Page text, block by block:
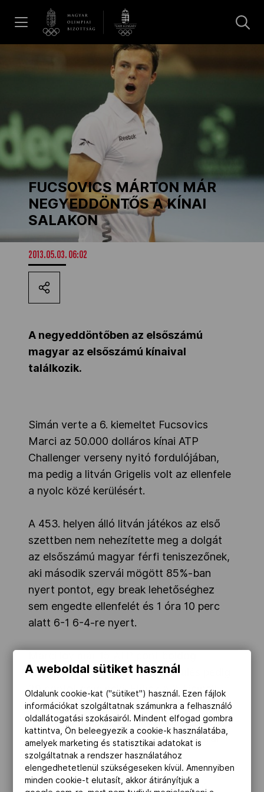
Dakar 2026
Los Angeles 2028
MOB
Kettőskarrier-program
NOB
Társszervezetek
OVEP
Adatbank
FUCSOVICS MÁRTON MÁR
NEGYEDDÖNTŐS A KÍNAI
SALAKON
2013.05.03. 06:02
A negyeddöntőben az elsőszámú
magyar az elsőszámú kínaival
találkozik.
Simán verte a 6. kiemeltet Fucsovics
Marci az 50.000 dolláros kínai ATP
Challenger verseny nyitó fordulójában,
ma pedig a litván Grigelis volt az ellenfele
a nyolc közé kerülésért.
A 453. helyen álló litván játékos az első
szettben nem nehezítette meg a dolgát
az elsőszámú magyar férfi teniszezőnek,
aki második szervái mögött 85%-ban
nyert pontot, egy break lehetőséghez
sem engedte ellenfelét és 1 óra 10 perc
alatt 6-1 6-4-re nyert.
tulajdonosa, az elődöntőbe kerülés pedig
29 pontot érne neki. Ehhez a 3. kiemelt
kínai Zhenget kell legyőznie, aki egyike a
két életben maradt kiemeltnek (mindkét
kiemelt, Zheng és az 1. kiemelt ausztrál
Ebden is Marci ágán van).
A 163. helyen álló kínai az elsőszámú
A weboldal sütiket használ
Oldalunk cookie-kat ("sütiket") használ. Ezen fájlok
információkat szolgáltatnak számunkra a felhasználó
oldallátogatási szokásairól. Mindent elfogad gombra
kattintva, Ön beleegyezik a cookie-k használatába,
amelyek marketing és statisztikai adatokat is
szolgáltatnak a rendszer használatához
elengedhetetlenül szükségeseken kívül. Amennyiben
minden cookie-t elutasít, akkor átirányítjuk a